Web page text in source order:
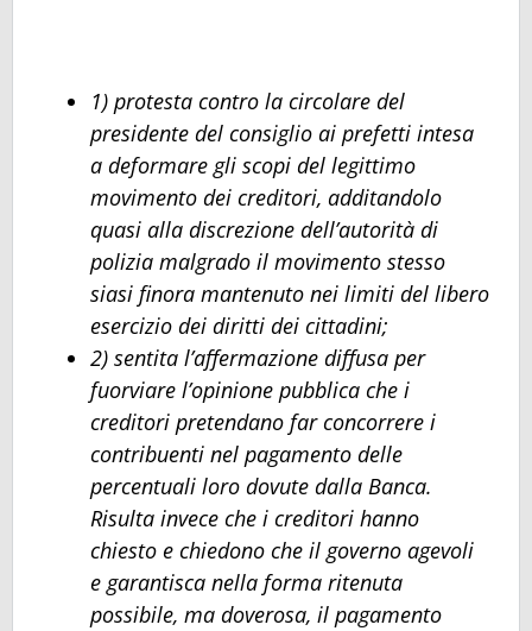
1) protesta contro la circolare del
presidente del consiglio ai prefetti intesa
a deformare gli scopi del legittimo
movimento dei creditori, additandolo
quasi alla discrezione dell’autorità di
polizia malgrado il movimento stesso
siasi finora mantenuto nei limiti del libero
esercizio dei diritti dei cittadini;
2) sentita l’affermazione diffusa per
fuorviare l’opinione pubblica che i
creditori pretendano far concorrere i
contribuenti nel pagamento delle
percentuali loro dovute dalla Banca.
Risulta invece che i creditori hanno
chiesto e chiedono che il governo agevoli
e garantisca nella forma ritenuta
possibile, ma doverosa, il pagamento